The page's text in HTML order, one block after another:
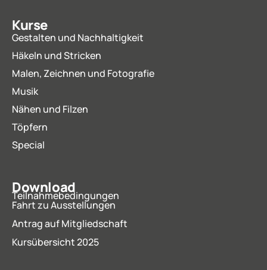
Kurse
Gestalten und Nachhaltigkeit
Häkeln und Stricken
Malen, Zeichnen und Fotografie
Musik
Nähen und Filzen
Töpfern
Special
Download
Teilnahmebedingungen
Fahrt zu Ausstellungen
Antrag auf Mitgliedschaft
Kursübersicht 2025